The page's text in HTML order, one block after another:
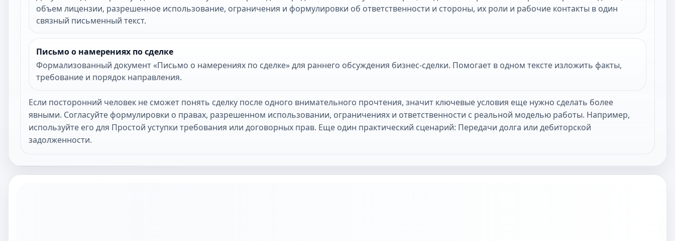
объем лицензии, разрешенное использование, ограничения и формулировки об ответственности и стороны, их роли и рабочие контакты в один
связный письменный текст.
Письмо о намерениях по сделке
Формализованный документ «Письмо о намерениях по сделке» для раннего обсуждения бизнес-сделки. Помогает в одном тексте изложить факты,
требование и порядок направления.
Если посторонний человек не сможет понять сделку после одного внимательного прочтения, значит ключевые условия еще нужно сделать более
явными. Согласуйте формулировки о правах, разрешенном использовании, ограничениях и ответственности с реальной моделью работы. Например,
используйте его для Простой уступки требования или договорных прав. Еще один практический сценарий: Передачи долга или дебиторской
задолженности.